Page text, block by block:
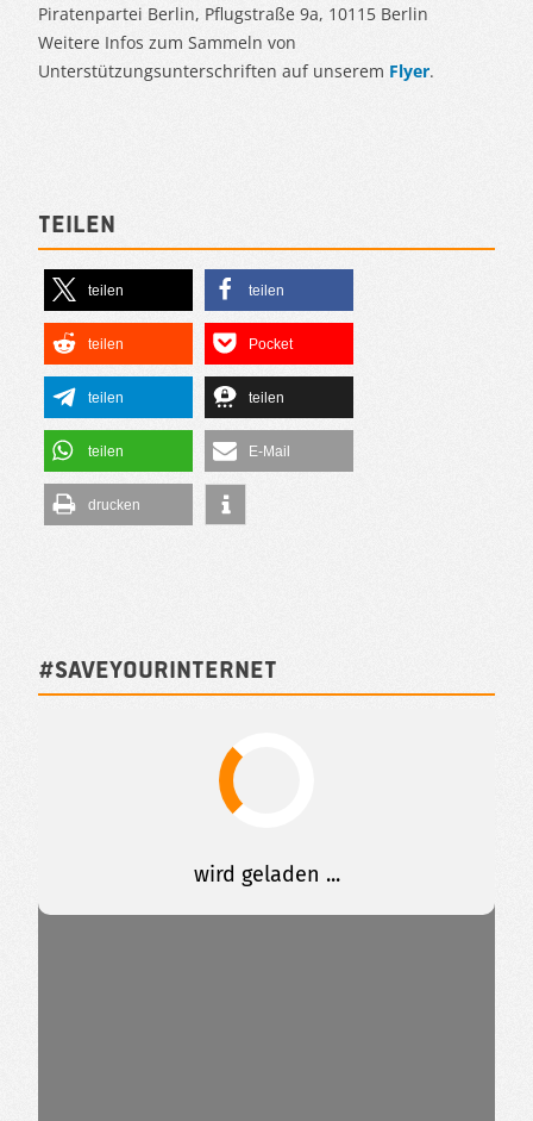
Piratenpartei Berlin, Pflugstraße 9a, 10115 Berlin
Weitere Infos zum Sammeln von
Unterstützungsunterschriften auf unserem Flyer.
Teilen
teilen teilen
teilen Pocket
teilen teilen
teilen E-Mail
drucken
#SAVEYOURINTERNET